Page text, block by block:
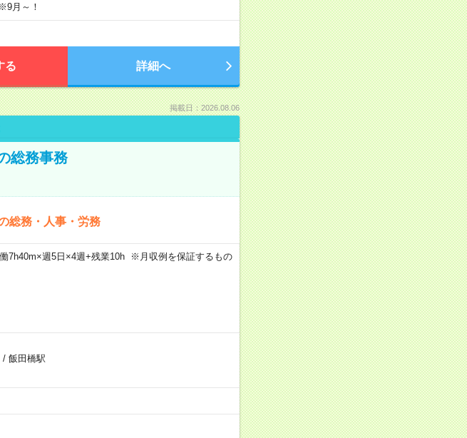
月～！
る 詳細へ
掲載日：2026.08.06
総務事務
総務・人事・労務
7h40m×週5日×4週+残業10h ※月収例を保証するもの
/ 飯田橋駅